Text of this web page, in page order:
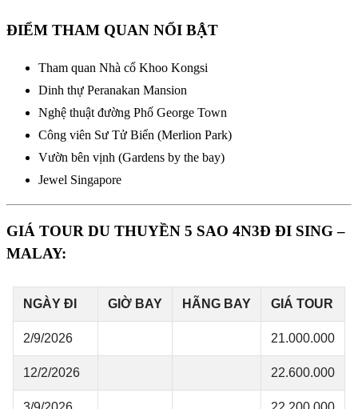
ĐIỂM THAM QUAN NỔI BẬT
Tham quan Nhà cổ Khoo Kongsi
Dinh thự Peranakan Mansion
Nghệ thuật đường Phố George Town
Công viên Sư Tử Biển (Merlion Park)
Vườn bên vịnh (Gardens by the bay)
Jewel Singapore
GIÁ TOUR DU THUYỀN 5 SAO 4N3Đ ĐI SING –
MALAY: